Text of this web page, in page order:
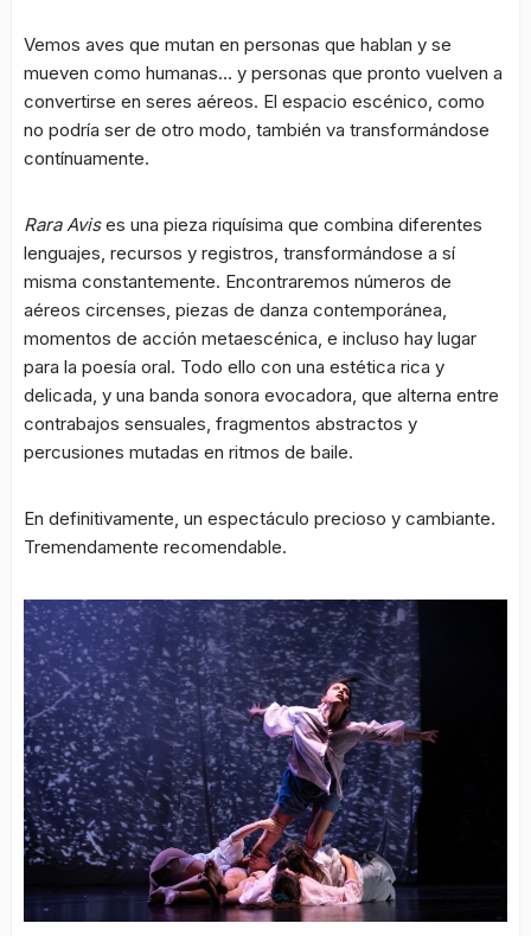
Vemos aves que mutan en personas que hablan y se
mueven como humanas… y personas que pronto vuelven a
convertirse en seres aéreos. El espacio escénico, como
no podría ser de otro modo, también va transformándose
contínuamente.
Rara Avises una pieza riquísima que combina diferentes
lenguajes, recursos y registros, transformándose a sí
misma constantemente. Encontraremos números de
aéreos circenses, piezas de danza contemporánea,
momentos de acción metaescénica, e incluso hay lugar
para la poesía oral. Todo ello con una estética rica y
delicada, y una banda sonora evocadora, que alterna entre
contrabajos sensuales, fragmentos abstractos y
percusiones mutadas en ritmos de baile.
En definitivamente, un espectáculo precioso y cambiante.
Tremendamente recomendable.